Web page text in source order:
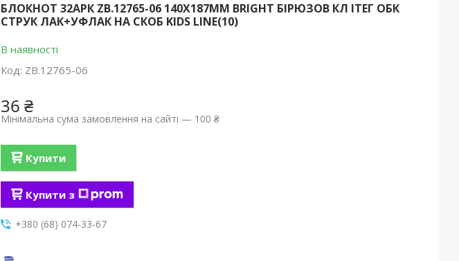
БЛОКНОТ 32АРК ZB.12765-06 140Х187ММ BRIGHT БІРЮЗОВ КЛ ІТЕГ ОБК
СТРУК ЛАК+УФЛАК НА СКОБ KIDS LINE(10)
В наявності
Код: ZB.12765-06
36 ₴
Мінімальна сума замовлення на сайті — 100 ₴
Купити
Купити з
+380 (68) 074-33-67